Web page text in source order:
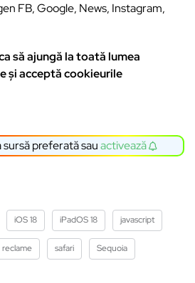
FB, Google, News, Instagram,
să ajungă la toată lumea
și acceptă cookieurile
sursă preferată sauactivează
iOS 18 iPadOS 18 javascript
reclame safari Sequoia